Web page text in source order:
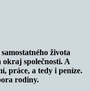
života
okraj společnosti. A
práce, a tedy i peníze.
rodiny.